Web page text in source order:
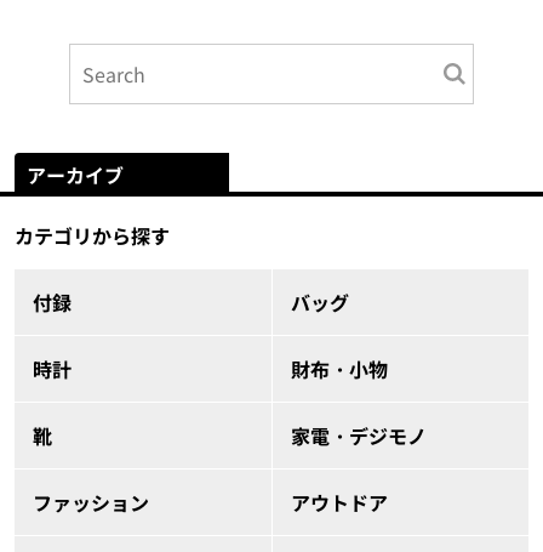
アーカイブ
カテゴリから探す
付録 バッグ
時計 財布・小物
靴 家電・デジモノ
ファッション アウトドア